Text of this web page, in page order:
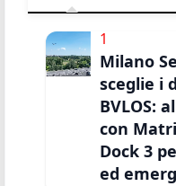
1
Milano
sceglie i
BVLOS:
con
Dock 3
ed